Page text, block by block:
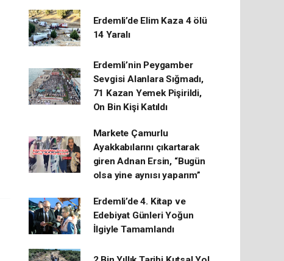
Erdemli’de Elim Kaza 4 ölü
14 Yaralı
Erdemli’nin Peygamber
Sevgisi Alanlara Sığmadı,
71 Kazan Yemek Pişirildi,
On Bin Kişi Katıldı
Markete Çamurlu
Ayakkabılarını çıkartarak
giren Adnan Ersin, “Bugün
olsa yine aynısı yaparım”
Erdemli’de 4. Kitap ve
Edebiyat Günleri Yoğun
İlgiyle Tamamlandı